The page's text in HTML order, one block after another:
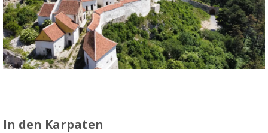
In den Karpaten